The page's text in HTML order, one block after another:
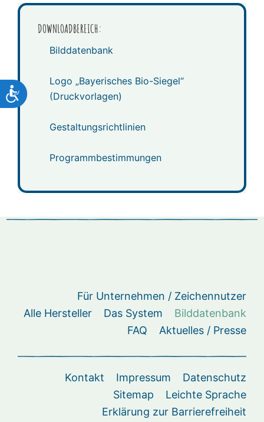
Barrierefreiheit
DOWNLOADBEREICH:
Bilddatenbank
Logo „Bayerisches Bio-Siegel“
(Druckvorlagen)
Gestaltungsrichtlinien
Programmbestimmungen
Für Unternehmen / Zeichennutzer
Alle Hersteller
Das System
Bilddatenbank
FAQ
Aktuelles / Presse
Kontakt Impressum
Datenschutz
Sitemap
Leichte Sprache
Erklärung zur Barrierefreiheit